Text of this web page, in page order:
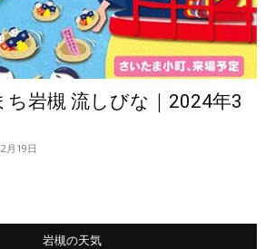
ち岩槻 流しびな｜2024年3
月19日
岩槻の天気